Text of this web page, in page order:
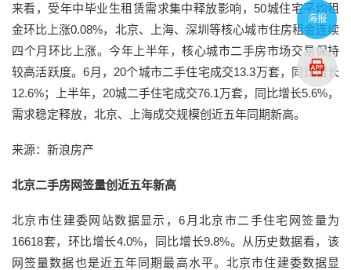
来看，受年中毕业生租赁需求集中释放影响，50城住宅平均租
金环比上涨0.08%，北京、上海、深圳等核心城市住房租金连续
四个月环比上涨。今年上半年，核心城市二手房市场交易保持
较高活跃度。6月，20个城市二手住宅成交13.3万套，同比增长
12.6%；上半年，20城二手住宅成交76.1万套，同比增长5.6%，
需求稳定释放，北京、上海成交规模创近五年同期新高。
来源：新浪房产
北京二手房网签量创近五年新高
北京市住建委网站数据显示，6月北京市二手住宅网签量为
16618套，环比增长4.0%，同比增长9.8%。从历史数据看，该
网签量数据也是近五年同期最高水平。北京市住建委数据显
海报